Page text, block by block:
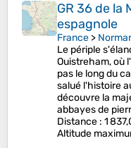
GR 36 de la
espagnole
France >
Le périple
Ouistreham, où
pas le long du
salué l'histoire
découvre la
abbayes de
Distance : 1
Altitude